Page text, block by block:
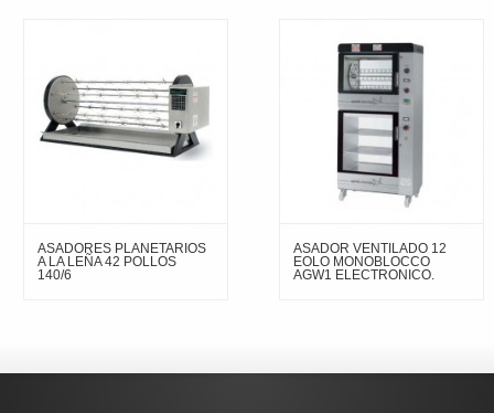
ASADORES PLANETARIOS
A LA LEÑA 42 POLLOS
140/6
ASADOR VENTILADO 12
EOLO MONOBLOCCO
AGW1 ELECTRONICO.